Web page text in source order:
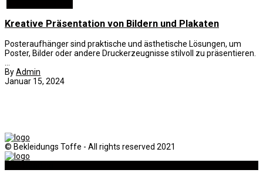
Kreative Präsentation von Bildern und Plakaten
Posteraufhänger sind praktische und ästhetische Lösungen, um
Poster, Bilder oder andere Druckerzeugnisse stilvoll zu präsentieren.
ByAdmin
Januar 15, 2024
© Bekleidungs Toffe - All rights reserved 2021